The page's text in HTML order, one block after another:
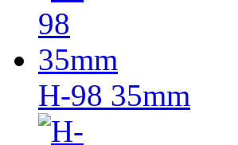
H-98 35mm